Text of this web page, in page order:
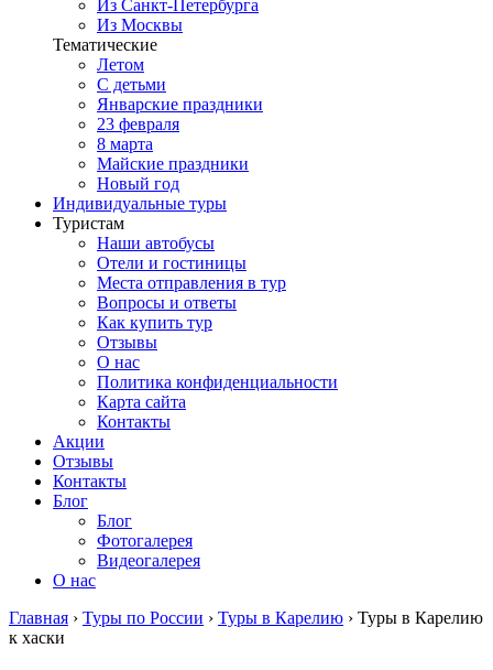
Из Санкт-Петербурга
Из Москвы
Тематические
Летом
С детьми
Январские праздники
23 февраля
8 марта
Майские праздники
Новый год
Индивидуальные туры
Туристам
Наши автобусы
Отели и гостиницы
Места отправления в тур
Вопросы и ответы
Как купить тур
Отзывы
О нас
Политика конфиденциальности
Карта сайта
Контакты
Акции
Отзывы
Контакты
Блог
Блог
Фотогалерея
Видеогалерея
О нас
Главная › Туры по России › Туры в Карелию › Туры в Карелию
к хаски